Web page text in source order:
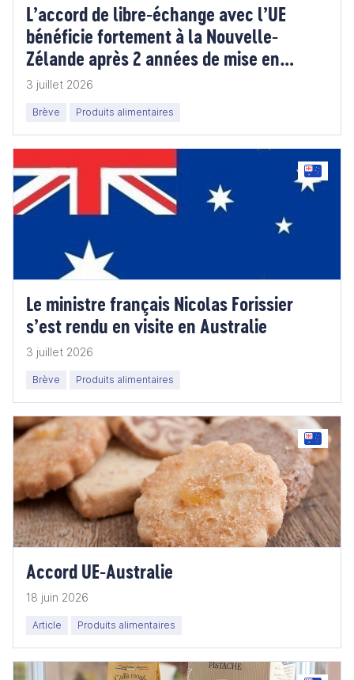
L’accord de libre-échange avec l’UE
bénéficie fortement à la Nouvelle-
Zélande après 2 années de mise en
oeuvre
3 juillet 2026
Brève Produits alimentaires
Le ministre français Nicolas Forissier
s’est rendu en visite en Australie
3 juillet 2026
Brève Produits alimentaires
Accord UE-Australie
18 juin 2026
Article Produits alimentaires